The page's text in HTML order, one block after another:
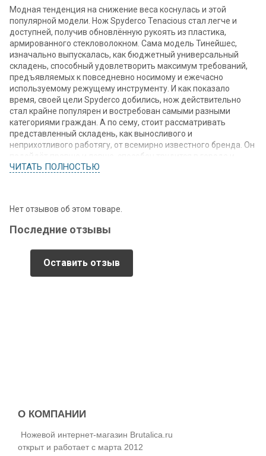
Модная тенденция на снижение веса коснулась и этой
популярной модели. Нож Spyderco Tenacious стал легче и
доступней, получив обновлённую рукоять из пластика,
армированного стекловолокном. Сама модель Тинейшес,
изначально выпускалась, как бюджетный универсальный
складень, способный удовлетворить максимум требований,
предъявляемых к повседневно носимому и ежечасно
используемому режущему инструменту. И как показало
время, своей цели Spyderco добились, нож действительно
стал крайне популярен и востребован самыми разными
категориями граждан. А по сему, стоит рассматривать
представленный складень, как выносливого и
неприхотливого работягу, от всемирно известного бренда. Он
подойдёт правше и левше, способен трудится в городе и
полевых условиях, эргономика на уровне, качество реза
Сталь
Одна из самых востребованных на сегодняшний день сталь
ЧИТАТЬ ПОЛНОСТЬЮ
Нет отзывов об этом товаре.
Последние отзывы
Оставить отзыв
О КОМПАНИИ
Ножевой интернет-магазин Brutalica.ru
открыт и работает с марта 2012